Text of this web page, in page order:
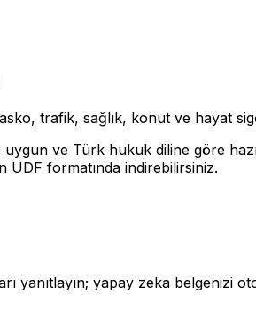
trafik, sağlık, konut ve hayat
uygun ve Türk hukuk diline göre
formatında indirebilirsiniz.
yanıtlayın; yapay zeka belgenizi